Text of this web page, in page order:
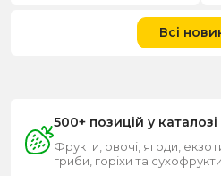
Всі
500+ позицій у каталозі
Фрукти, овочі, ягоди,
гриби, горіхи та сухофрукти